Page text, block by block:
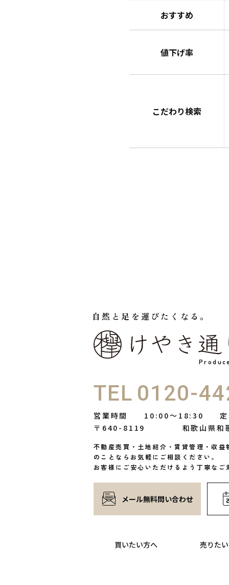
おすすめ
値下げ率
こだわり検索
自然と足を運びたくなる。
TEL 0120-
営業時間 10:00〜18:30
〒640-8119
和歌山県和
不動産売買・土地紹介・賃貸管理・収益
のことならお気軽にご相談ください。
お客様にご安心いただけるよう丁寧な
メール無料問い合わせ
買いたい方へ 売りた